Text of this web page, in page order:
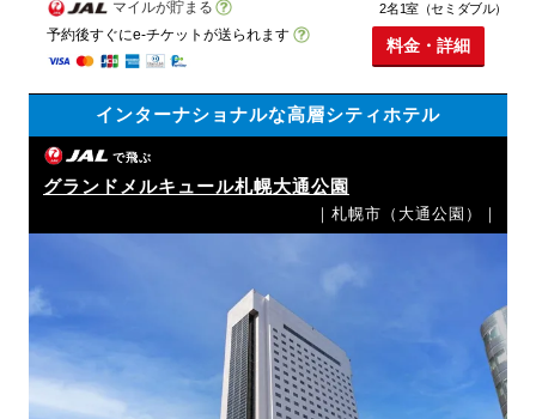
マイルが貯まる
予約後すぐにe-チケットが送られます
2名1室（セミダブル）
料金・詳細
インターナショナルな高層シティホテル
で飛ぶ
グランドメルキュール札幌大通公園
｜札幌市（大通公園）｜